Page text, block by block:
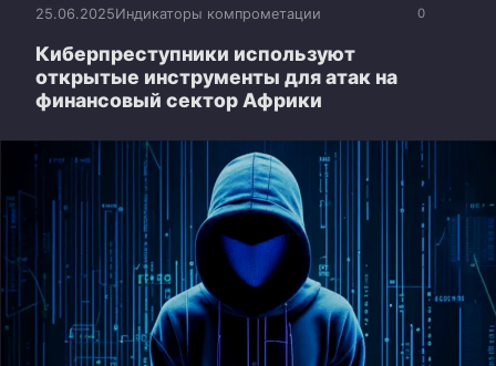
0
25.06.2025Индикаторы компрометации
Киберпреступники используют
открытые инструменты для атак на
финансовый сектор Африки